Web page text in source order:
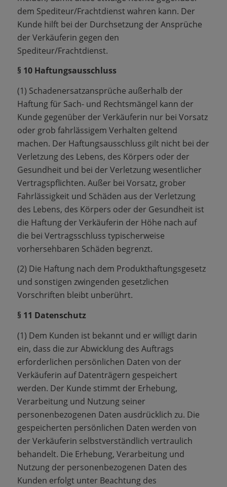
dem Spediteur/Frachtdienst wahren kann. Der
Kunde hilft bei der Durchsetzung der Ansprüche
der Verkäuferin gegen den
Spediteur/Frachtdienst.
§ 10 Haftungsausschluss
(1) Schadenersatzansprüche außerhalb der
Haftung für Sach- und Rechtsmängel kann der
Kunde gegenüber der Verkäuferin nur bei Vorsatz
oder grob fahrlässigem Verhalten geltend
machen. Der Haftungsausschluss gilt nicht bei der
Verletzung des Lebens, des Körpers oder der
Gesundheit und bei der Verletzung wesentlicher
Vertragspflichten. Außer bei Vorsatz, grober
Fahrlässigkeit und Schäden aus der Verletzung
des Lebens, des Körpers oder der Gesundheit ist
die Haftung der Verkäuferin der Höhe nach auf
die bei Vertragsschluss typischerweise
vorhersehbaren Schäden begrenzt.
(2) Die Haftung nach dem Produkthaftungsgesetz
und sonstigen zwingenden gesetzlichen
Vorschriften bleibt unberührt.
§ 11 Datenschutz
(1) Dem Kunden ist bekannt und er willigt darin
ein, dass die zur Abwicklung des Auftrags
erforderlichen persönlichen Daten von der
Verkäuferin auf Datenträgern gespeichert
werden. Der Kunde stimmt der Erhebung,
Verarbeitung und Nutzung seiner
personenbezogenen Daten ausdrücklich zu. Die
gespeicherten persönlichen Daten werden von
der Verkäuferin selbstverständlich vertraulich
behandelt. Die Erhebung, Verarbeitung und
Nutzung der personenbezogenen Daten des
Kunden erfolgt unter Beachtung des